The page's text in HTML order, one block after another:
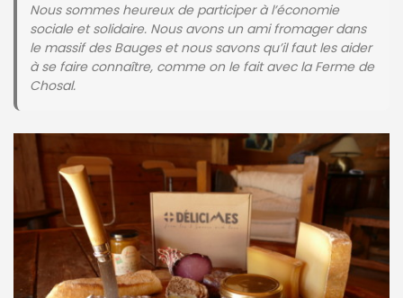
Nous sommes heureux de participer à l’économie
sociale et solidaire. Nous avons un ami fromager dans
le massif des Bauges et nous savons qu’il faut les aider
à se faire connaître, comme on le fait avec la Ferme de
Chosal.